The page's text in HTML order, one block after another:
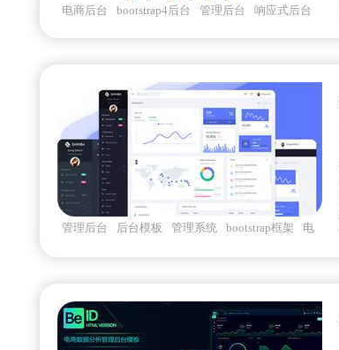
电商后台 bootstrap4后台 管理后台
响应式后台
管理后台 后台模板 管理系统 bootstrap框架
电